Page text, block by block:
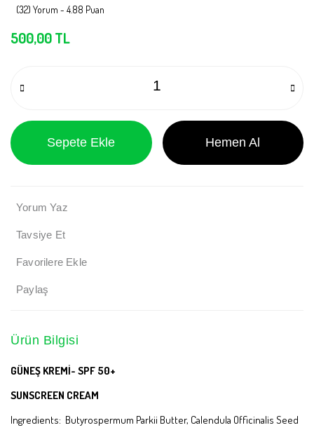
(32) Yorum - 4.88 Puan
500,00 TL
Sepete Ekle Hemen Al
Yorum Yaz
Tavsiye Et
Paylaş
Ürün Bilgisi
GÜNEŞ KREMİ- SPF 50+
SUNSCREEN CREAM
Ingredients: Butyrospermum Parkii Butter, Calendula Officinalis Seed